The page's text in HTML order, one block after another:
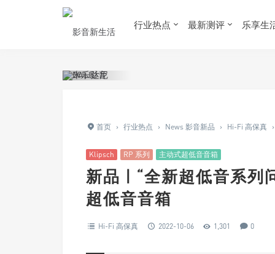
行业热点 最新测评 乐享生
首页 › 行业热点 › News 影音新品 › Hi-Fi 高保真 ›
Klipsch RP 系列 主动式超低音音箱
新品 | “全新超低音系列
超低音音箱
Hi-Fi 高保真 2022-10-06 1,301 0